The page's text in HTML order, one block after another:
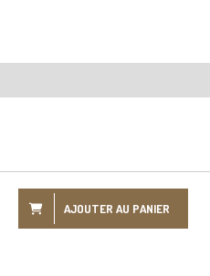
AJOUTER AU PANIER